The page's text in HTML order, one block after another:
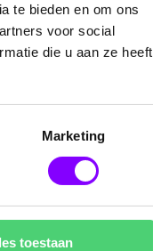
te bieden en om ons
voor social
die u aan ze heeft
Marketing
toestaan